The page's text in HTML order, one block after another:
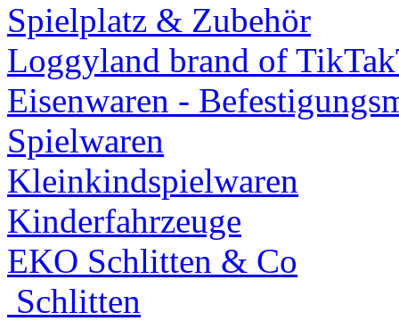
Spielplatz & Zubehör
Loggyland brand of
Eisenwaren -
Spielwaren
Kleinkindspielwaren
Kinderfahrzeuge
EKO Schlitten & Co
Schlitten